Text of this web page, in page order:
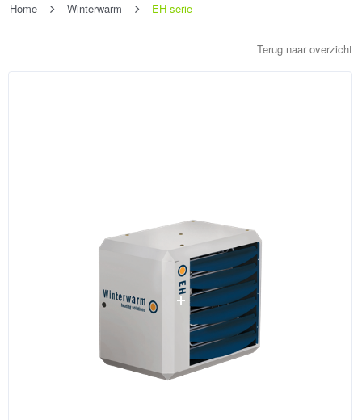
Home Winterwarm EH-serie
Terug naar overzicht